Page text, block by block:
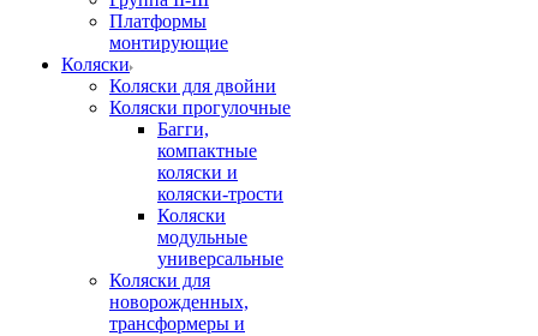
Платформы
монтирующие
Коляски
Коляски для двойни
Коляски прогулочные
Багги,
компактные
коляски и
коляски-трости
Коляски
модульные
универсальные
Коляски для
новорожденных,
трансформеры и